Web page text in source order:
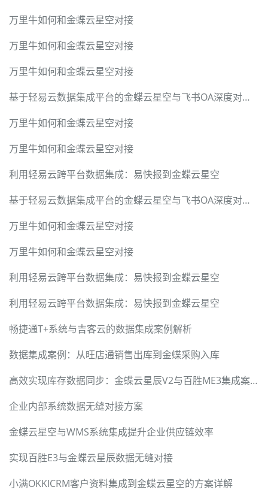
万里牛如何和金蝶云星空对接
万里牛如何和金蝶云星空对接
万里牛如何和金蝶云星空对接
基于轻易云数据集成平台的金蝶云星空与飞书OA深度对接技术实战手册
万里牛如何和金蝶云星空对接
万里牛如何和金蝶云星空对接
利用轻易云跨平台数据集成：易快报到金蝶云星空
基于轻易云数据集成平台的金蝶云星空与飞书OA深度对接技术实战手册
万里牛如何和金蝶云星空对接
万里牛如何和金蝶云星空对接
利用轻易云跨平台数据集成：易快报到金蝶云星空
利用轻易云跨平台数据集成：易快报到金蝶云星空
畅捷通T+系统与吉客云的数据集成案例解析
数据集成案例：从旺店通销售出库到金蝶采购入库
高效实现库存数据同步：金蝶云星辰V2与百胜ME3集成案例
企业内部系统数据无缝对接方案
金蝶云星空与WMS系统集成提升企业供应链效率
实现百胜E3与金蝶云星辰数据无缝对接
小满OKKICRM客户资料集成到金蝶云星空的方案详解